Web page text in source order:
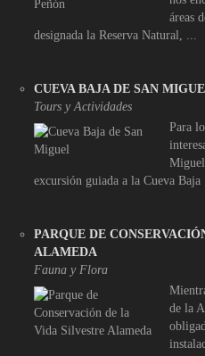
áreas
designada la Reserva Natural, ...
CUEVA BAJA DE SAN
Tours y Actividades
Para
excursión guiada a la Cueva Baja
PARQUE DE
ALAMEDA
Fauna y Flora
de la